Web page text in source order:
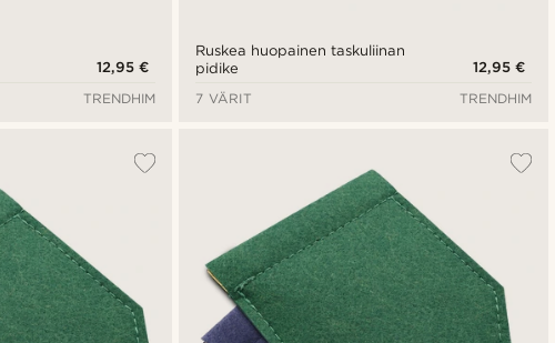
12,95 €
TRENDHIM
Ruskea huopainen taskuliinan
pidike
12,95 €
7 VÄRIT
TRENDHIM